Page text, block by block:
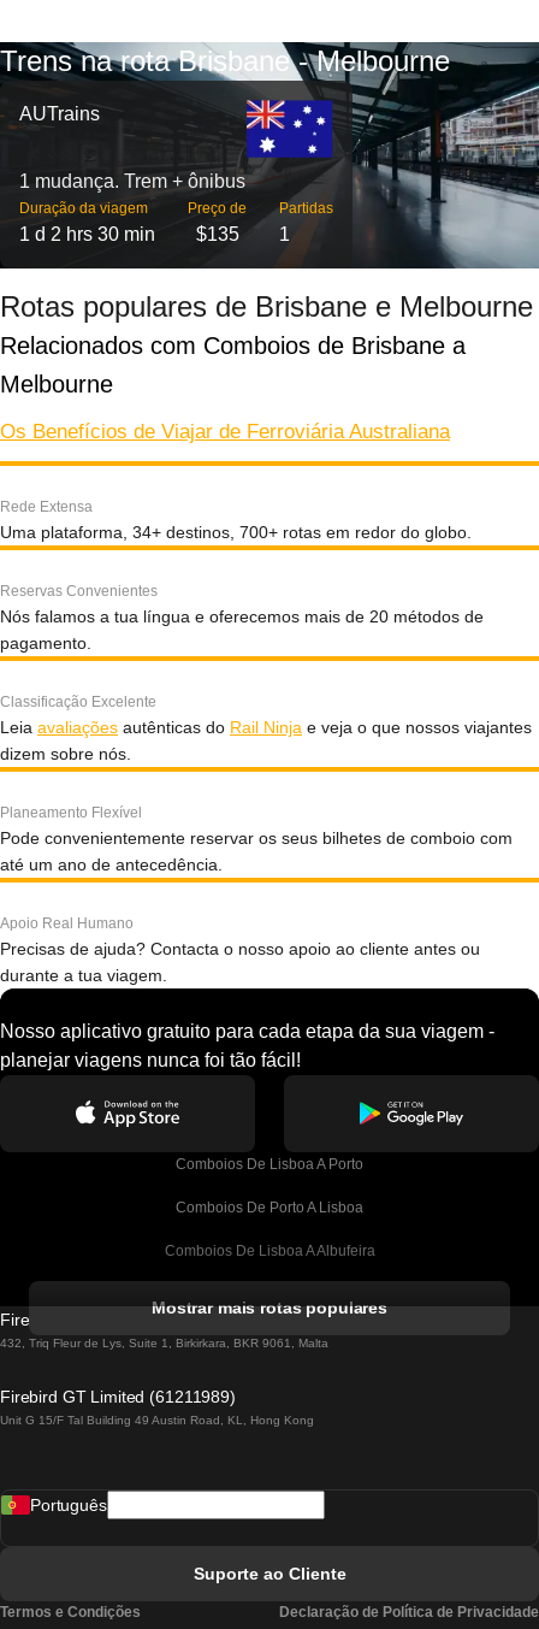
Trens na rota Brisbane - Melbourne
AUTrains
1 mudança. Trem + ônibus
Duração da viagem
1 d 2 hrs 30 min
Preço de
$135
Partidas
1
Rotas populares de Brisbane e Melbourne
Relacionados com Comboios de Brisbane a
Melbourne
Os Benefícios de Viajar de Ferroviária Australiana
Rede Extensa
Uma plataforma, 34+ destinos, 700+ rotas em redor do globo.
Reservas Convenientes
Nós falamos a tua língua e oferecemos mais de 20 métodos de
pagamento.
Classificação Excelente
Leia avaliações autênticas do Rail Ninja e veja o que nossos viajantes
dizem sobre nós.
Planeamento Flexível
Pode convenientemente reservar os seus bilhetes de comboio com
até um ano de antecedência.
Apoio Real Humano
Precisas de ajuda? Contacta o nosso apoio ao cliente antes ou
durante a tua viagem.
Nosso aplicativo gratuito para cada etapa da sua viagem -
planejar viagens nunca foi tão fácil!
Comboios De Lisboa A Porto
Comboios De Porto A Lisboa
Comboios De Lisboa A Albufeira
Comboios De Lisboa A Lagos
Comboios De Lisboa A Madrid
Mostrar mais rotas populares
Firebird GT Limited (OC 1451)
432, Triq Fleur de Lys, Suite 1, Birkirkara, BKR 9061, Malta
Firebird GT Limited (61211989)
Unit G 15/F Tal Building 49 Austin Road, KL, Hong Kong
Português
Suporte ao Cliente
Termos e Condições Declaração de Política de Privacidade